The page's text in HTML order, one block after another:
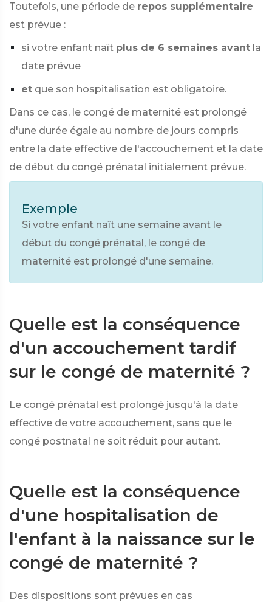
Toutefois, une période de repos supplémentaire
est prévue :
si votre enfant naît plus de 6 semaines avant la
date prévue
et que son hospitalisation est obligatoire.
Dans ce cas, le congé de maternité est prolongé
d'une durée égale au nombre de jours compris
entre la date effective de l'accouchement et la date
de début du congé prénatal initialement prévue.
Exemple
Si votre enfant naît une semaine avant le
début du congé prénatal, le congé de
maternité est prolongé d'une semaine.
Quelle est la conséquence
d'un accouchement tardif
sur le congé de maternité ?
Le congé prénatal est prolongé jusqu'à la date
effective de votre accouchement, sans que le
congé postnatal ne soit réduit pour autant.
Quelle est la conséquence
d'une hospitalisation de
l'enfant à la naissance sur le
congé de maternité ?
Des dispositions sont prévues en cas